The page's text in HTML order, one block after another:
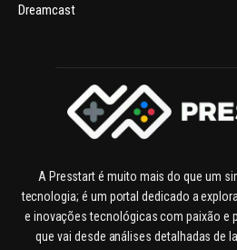
Dreamcast
A Presstart é muito mais do que um
tecnologia; é um portal dedicado a
e inovações tecnológicas com paixão e
que vai desde análises detalhadas de